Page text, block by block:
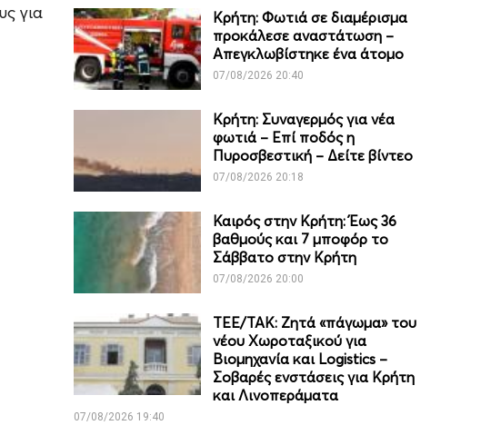
για
Κρήτη: Φωτιά σε διαμέρισμα
προκάλεσε αναστάτωση –
Απεγκλωβίστηκε ένα άτομο
07/08/2026 20:40
Κρήτη: Συναγερμός για νέα
φωτιά – Επί ποδός η
Πυροσβεστική – Δείτε βίντεο
07/08/2026 20:18
Καιρός στην Κρήτη: Έως 36
βαθμούς και 7 μποφόρ το
Σάββατο στην Κρήτη
07/08/2026 20:00
ΤΕΕ/ΤΑΚ: Ζητά «πάγωμα» του
νέου Χωροταξικού για
Βιομηχανία και Logistics –
Σοβαρές ενστάσεις για Κρήτη
και Λινοπεράματα
07/08/2026 19:40